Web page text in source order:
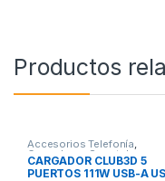
Productos
Accesorios Telefonía,
Cargadores Smartphones
Movilidad
CARGADOR CLUB3D 5
PUERTOS 111W USB-A